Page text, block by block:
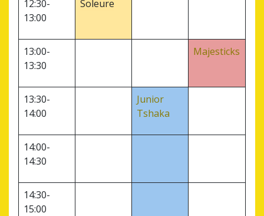
12:30-
13:00
Soleure
13:00-
13:30
Majesticks
13:30-
14:00
Junior
Tshaka
14:00-
14:30
14:30-
15:00